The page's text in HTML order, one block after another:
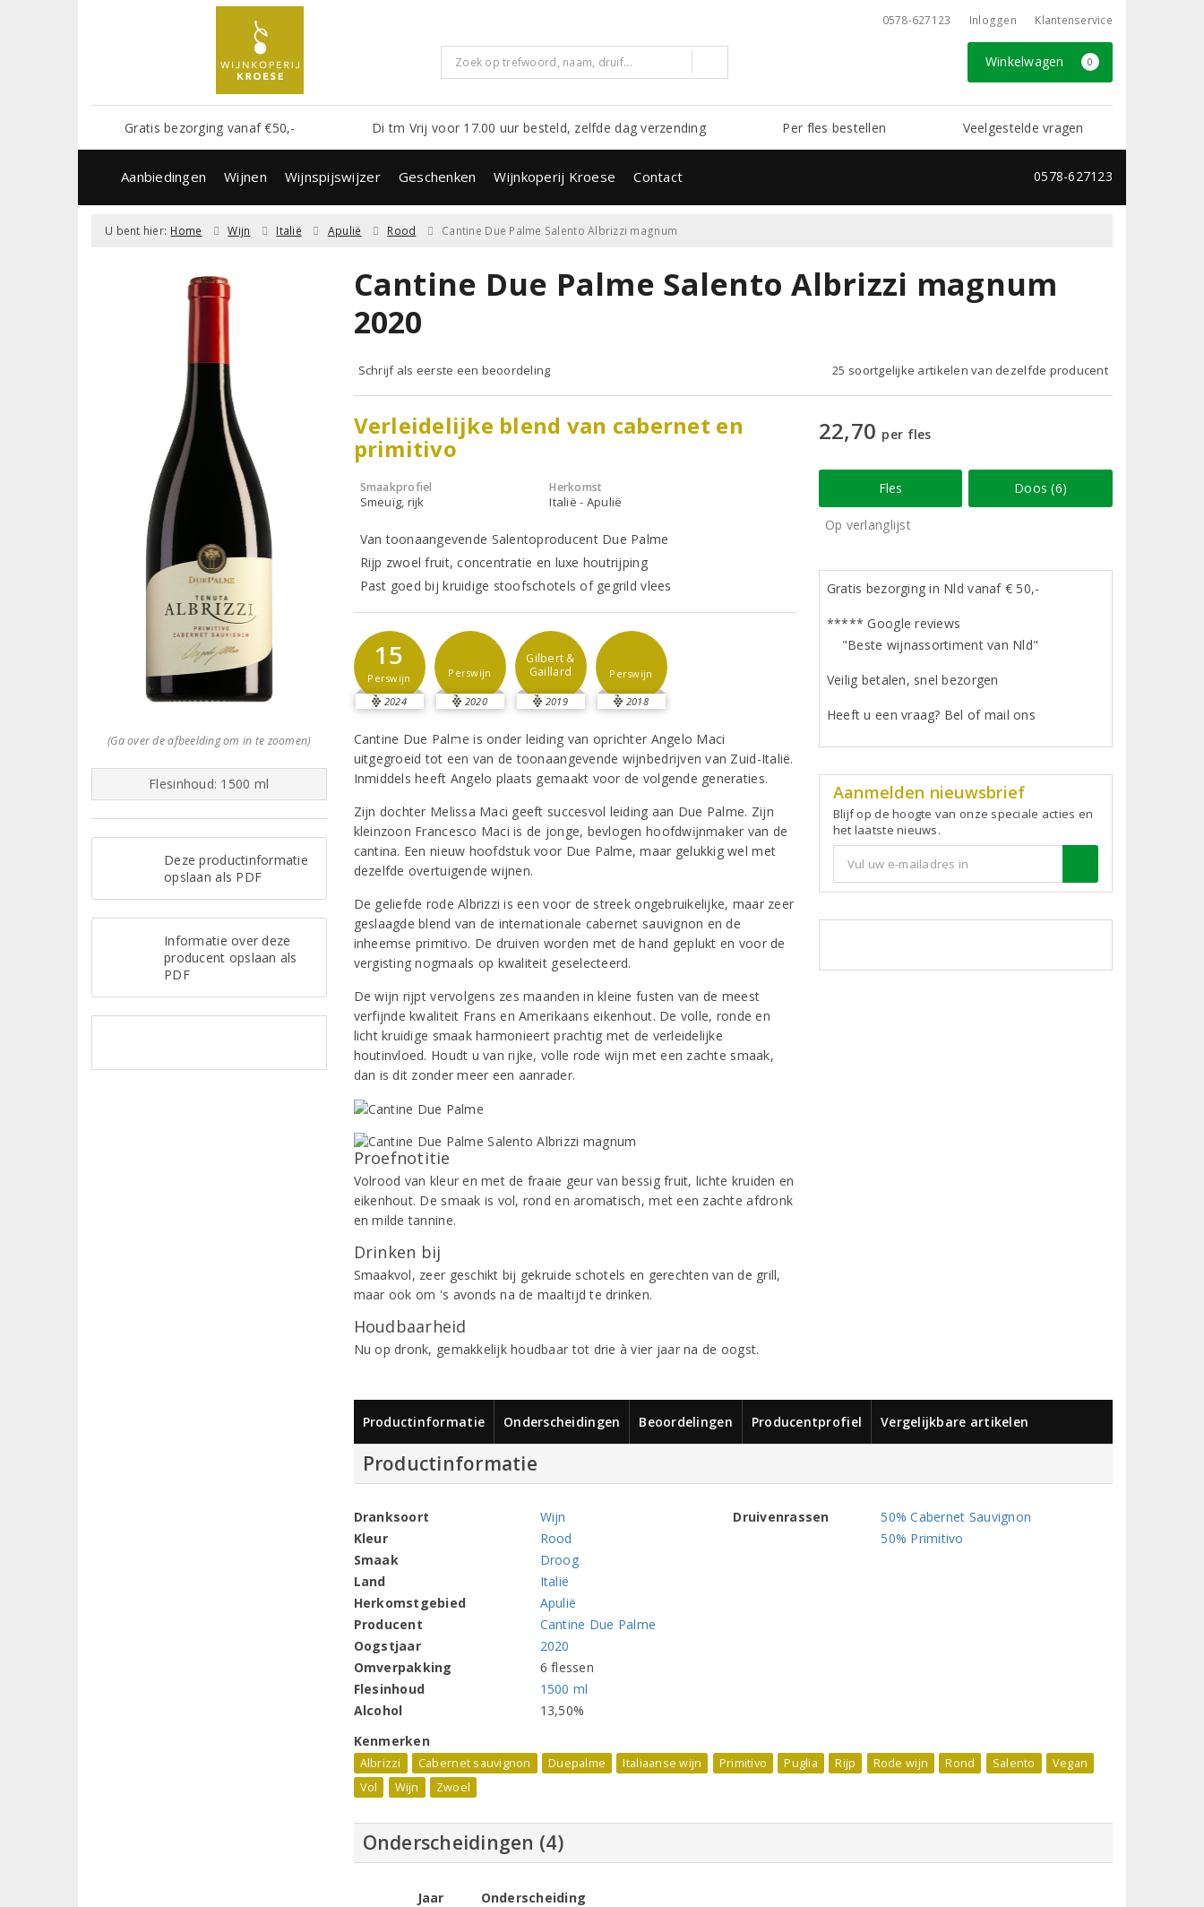
0578-627123 Inloggen Klantenservice
Winkelwagen 0
Gratis bezorging vanaf €50,- Di tm Vrij voor 17.00 uur besteld, zelfde dag verzending Per fles bestellen Veelgestelde vragen
Aanbiedingen Wijnen Wijnspijswijzer Geschenken Wijnkoperij Kroese Contact 0578-627123
U bent hier: Home Wijn Italië Apulië Rood Cantine Due Palme Salento Albrizzi magnum
(Ga over de afbeelding om in te zoomen)
Flesinhoud: 1500 ml
Deze productinformatie
opslaan als PDF
Informatie over deze
producent opslaan als
PDF
Cantine Due Palme Salento Albrizzi magnum
2020
Schrijf als eerste een beoordeling 25 soortgelijke artikelen van dezelfde producent
Verleidelijke blend van cabernet en
primitivo
Smaakprofiel
Smeuïg, rijk
Herkomst
Italië - Apulië
Van toonaangevende Salentoproducent Due Palme
Rijp zwoel fruit, concentratie en luxe houtrijping
Past goed bij kruidige stoofschotels of gegrild vlees
15
Perswijn
2024
Perswijn
2020
Gilbert &
Gaillard
2019
Perswijn
2018
Cantine Due Palme is onder leiding van oprichter Angelo Maci
uitgegroeid tot een van de toonaangevende wijnbedrijven van Zuid-Italië.
Inmiddels heeft Angelo plaats gemaakt voor de volgende generaties.
Zijn dochter Melissa Maci geeft succesvol leiding aan Due Palme. Zijn
kleinzoon Francesco Maci is de jonge, bevlogen hoofdwĳnmaker van de
cantina. Een nieuw hoofdstuk voor Due Palme, maar gelukkig wel met
dezelfde overtuigende wijnen.
De geliefde rode Albrizzi is een voor de streek ongebruikelijke, maar zeer
geslaagde blend van de internationale cabernet sauvignon en de
inheemse primitivo. De druiven worden met de hand geplukt en voor de
vergisting nogmaals op kwaliteit geselecteerd.
De wijn rijpt vervolgens zes maanden in kleine fusten van de meest
verfijnde kwaliteit Frans en Amerikaans eikenhout. De volle, ronde en
licht kruidige smaak harmonieert prachtig met de verleidelijke
houtinvloed. Houdt u van rijke, volle rode wijn met een zachte smaak,
dan is dit zonder meer een aanrader.
Proefnotitie
Volrood van kleur en met de fraaie geur van bessig fruit, lichte kruiden en
eikenhout. De smaak is vol, rond en aromatisch, met een zachte afdronk
en milde tannine.
Drinken bij
Smaakvol, zeer geschikt bij gekruide schotels en gerechten van de grill,
maar ook om 's avonds na de maaltijd te drinken.
Houdbaarheid
Nu op dronk, gemakkelijk houdbaar tot drie à vier jaar na de oogst.
22,70 per fles
Fles Doos (6)
Op verlanglijst
Gratis bezorging in Nld vanaf € 50,-
***** Google reviews
"Beste wijnassortiment van Nld"
Veilig betalen, snel bezorgen
Heeft u een vraag? Bel of mail ons
Aanmelden nieuwsbrief
Blijf op de hoogte van onze speciale acties en
het laatste nieuws.
Productinformatie Onderscheidingen Beoordelingen Producentprofiel Vergelijkbare artikelen
Productinformatie
Dranksoort
Wijn
Kleur
Rood
Smaak
Droog
Land
Italië
Herkomstgebied
Apulië
Producent
Cantine Due Palme
Oogstjaar
2020
Omverpakking
6 flessen
Flesinhoud
1500 ml
Alcohol
13,50%
Druivenrassen
50% Cabernet Sauvignon
50% Primitivo
Kenmerken
Albrizzi Cabernet sauvignon Duepalme Italiaanse wijn Primitivo Puglia Rijp Rode wijn Rond Salento
Vegan
Vol
Wijn Zwoel
Onderscheidingen (4)
Jaar
Onderscheiding